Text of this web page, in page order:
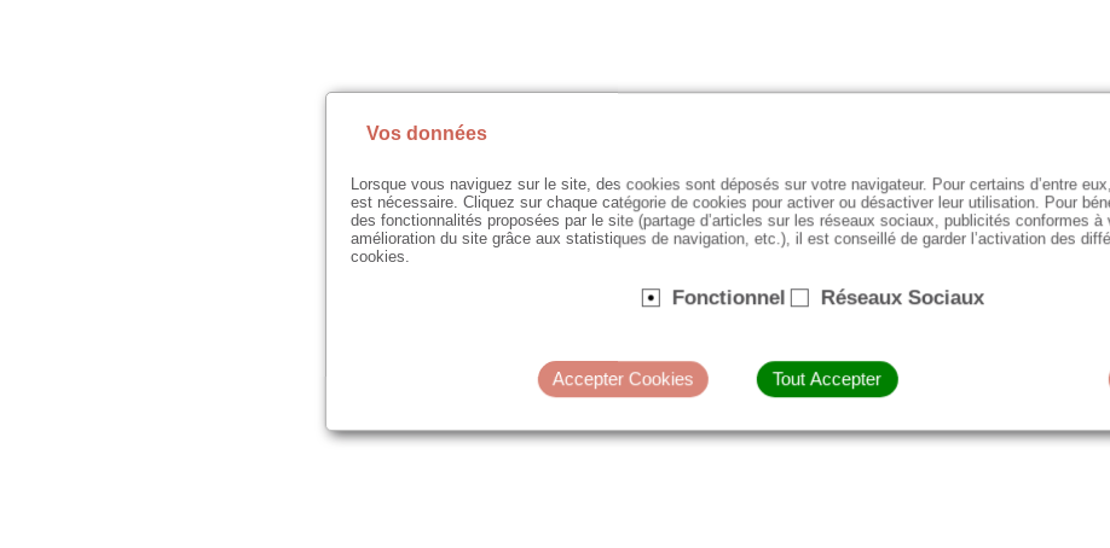
Vos données
Lorsque vous naviguez sur le site, des cookies sont déposés sur votre navigateur. Pour certains d’entre
est nécessaire. Cliquez sur chaque catégorie de cookies pour activer ou désactiver leur utilisation. Pour
des fonctionnalités proposées par le site (partage d’articles sur les réseaux sociaux, publicités conformes à
amélioration du site grâce aux statistiques de navigation, etc.), il est conseillé de garder l’activation des
cookies.
Fonctionnel Réseaux Sociaux
Accepter Cookies Tout Accepter